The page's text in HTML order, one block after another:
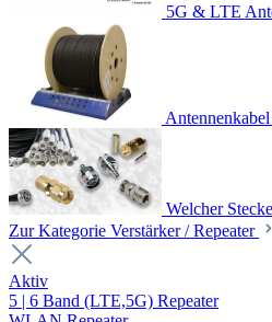
5G & LTE
Welcher
Zur Kategorie Verstärker / Repeater
Aktiv
5 | 6 Band (LTE,5G) Repeater